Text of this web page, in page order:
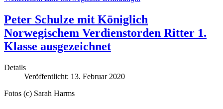
Peter Schulze mit Königlich
Norwegischem Verdienstorden Ritter 1.
Klasse ausgezeichnet
Details
Veröffentlicht: 13. Februar 2020
Fotos (c) Sarah Harms